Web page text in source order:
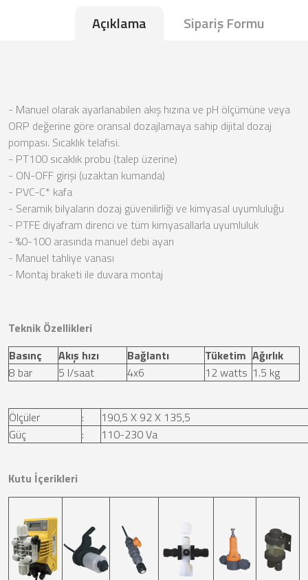
Açıklama Sipariş Formu
- Manuel olarak ayarlanabilen akış hızına ve pH ölçümüne veya
ORP değerine göre oransal dozajlamaya sahip dijital dozaj
pompası. Sıcaklık telafisi.
- PT100 sıcaklık probu (talep üzerine)
- ON-OFF girişi (uzaktan kumanda)
- PVC-C* kafa
- Seramik bilyaların dozaj güvenilirliği ve kimyasal uyumluluğu
- PTFE diyafram direnci ve tüm kimyasallarla uyumluluk
- %0-100 arasında manuel debi ayarı
- Manuel tahliye vanası
- Montaj braketi ile duvara montaj
Teknik Özellikleri
Basınç
Akış hızı Bağlantı Tüketim Ağırlık
8 bar
5 l/saat 4x6 12 watts 1.5 kg
Ölçüler :
190,5 X 92 X 135,5
Güç
: 110-230 Va
Kutu İçerikleri